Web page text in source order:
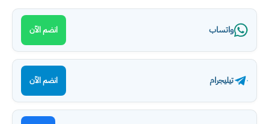
واتساب انضم الآن
تيليجرام انضم الآن